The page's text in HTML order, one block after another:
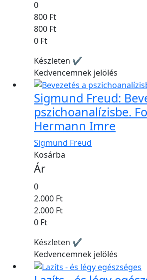
0
800 Ft
800 Ft
0 Ft
Készleten ✔
Kedvencemnek jelölés
Sigmund Freud:
pszichoanalízisbe.
Hermann Imre
Sigmund Freud
Kosárba
Ár
0
2.000 Ft
2.000 Ft
0 Ft
Készleten ✔
Kedvencemnek jelölés